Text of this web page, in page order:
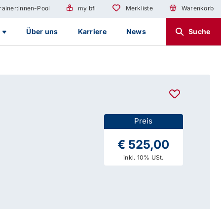
Pool my bfi Merkliste Warenkorb
Über uns Karriere News Suche
Preis
€ 525,00
inkl. 10% USt.